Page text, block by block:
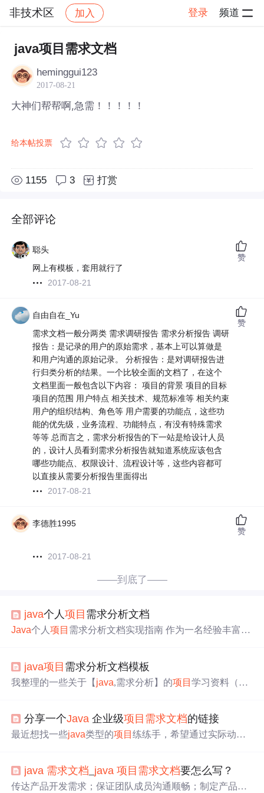
非技术区 加入 登录 频道
社区 非技术区 帖子详情
java项目需求文档
heminggui123
2017-08-21
大神们帮帮啊,急需！！！！！
给本帖投票
1155 3 打赏
全部评论
聪头
网上有模板，套用就行了
2017-08-21
赞
自由自在_Yu
需求文档一般分两类 需求调研报告 需求分析报告 调研
报告：是记录的用户的原始需求，基本上可以算做是
和用户沟通的原始记录。 分析报告：是对调研报告进
行归类分析的结果。一个比较全面的文档了，在这个
文档里面一般包含以下内容： 项目的背景 项目的目标
项目的范围 用户特点 相关技术、规范标准等 相关约束
用户的组织结构、角色等 用户需要的功能点，这些功
能的优先级，业务流程、功能特点，有没有特殊需求
等等 总而言之，需求分析报告的下一站是给设计人员
的，设计人员看到需求分析报告就知道系统应该包含
哪些功能点、权限设计、流程设计等，这些内容都可
以直接从需要分析报告里面得出
2017-08-21
赞
李德胜1995
2017-08-21
赞
——到底了——
java个人项目 需求分析文档
Java个人项目 需求分析文档实现指南 作为一名经验丰富的
每一步。 流程示意图： erDiagram 需求分析文档 --> 设计
数据库 设计数据库 --> 编写代码 编写代码 -->...
java项目 需求分析文档模板
我整理的一些关于【 java,需求分析】的项目学习资料（附
一个Java项目时，需求分析是一个至关重要的步骤。在这
个阶段，我们需要收集、分析、定义和记录软件的需求，
分享一个Java 企业级项目 需求文档的链接
最近想找一些java类型的项目练练手，希望通过实际动手
许多视频项目看似千篇一律，缺乏独特性，难以激发学习
的兴趣；另一方面，一些视频资料不完整，要求添加微
java 需求文档 java 项目 需求文档要怎么写？
传达产品开发需求；保证团队成员沟通顺畅；制定产品质